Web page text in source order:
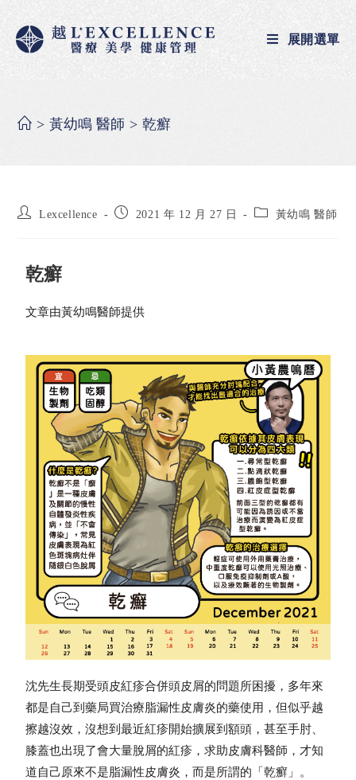
展開選單
> 黃幼鳴 醫師 > 乾癬
Lexcellence 2021 年 12 月 27 日 黃幼鳴 醫師
乾癬
文章由黃幼鳴醫師提供
沈先生長期受頭皮紅疹合併頭皮屑的問題所困擾，多年來
都是自己到藥局買治療脂漏性皮膚炎的藥使用，但似乎越
擦越沒效，沒想到最近紅疹開始擴展到額頭，甚至手肘、
膝蓋也出現了會大量脫屑的紅疹，求助皮膚科醫師，才知
道自己原來不是脂漏性皮膚炎，而是所謂的「乾癬」。